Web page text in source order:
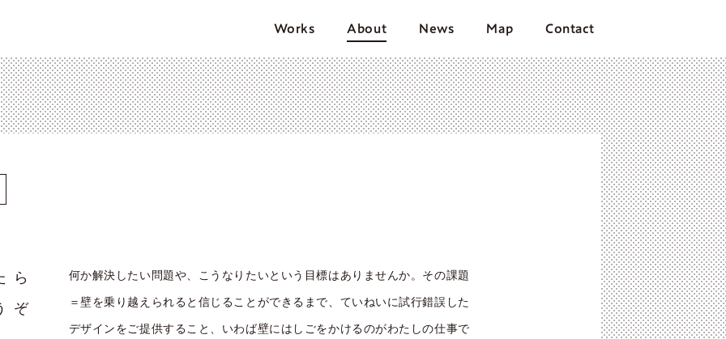
Works About News Map Contact
ら
ぞ
何か解決したい問題や、こうなりたいという目標はありませんか。その課題
＝壁を乗り越えられると信じることができるまで、ていねいに試行錯誤した
デザインをご提供すること、いわば壁にはしごをかけるのがわたしの仕事で